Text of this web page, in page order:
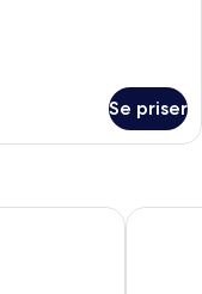
Se priser
Hilton